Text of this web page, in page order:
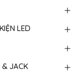
LED
& JACK